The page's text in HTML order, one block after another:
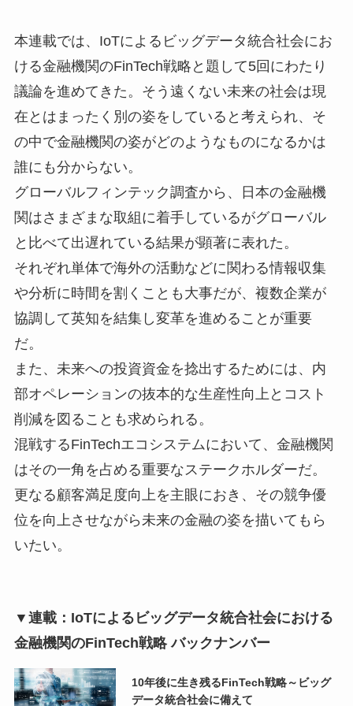
本連載では、IoTによるビッグデータ統合社会にお
ける金融機関のFinTech戦略と題して5回にわたり
議論を進めてきた。そう遠くない未来の社会は現
在とはまったく別の姿をしていると考えられ、そ
の中で金融機関の姿がどのようなものになるかは
誰にも分からない。
グローバルフィンテック調査から、日本の金融機
関はさまざまな取組に着手しているがグローバル
と比べて出遅れている結果が顕著に表れた。
それぞれ単体で海外の活動などに関わる情報収集
や分析に時間を割くことも大事だが、複数企業が
協調して英知を結集し変革を進めることが重要
だ。
また、未来への投資資金を捻出するためには、内
部オペレーションの抜本的な生産性向上とコスト
削減を図ることも求められる。
混戦するFinTechエコシステムにおいて、金融機関
はその一角を占める重要なステークホルダーだ。
更なる顧客満足度向上を主眼におき、その競争優
位を向上させながら未来の金融の姿を描いてもら
いたい。
▼連載：IoTによるビッグデータ統合社会における
金融機関のFinTech戦略 バックナンバー
10年後に生き残るFinTech戦略～ビッグ
データ統合社会に備えて